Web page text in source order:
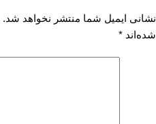
نشانی ایمیل شما منتشر نخواهد شد.
شده‌اند *